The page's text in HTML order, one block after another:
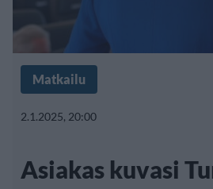
Matkailu
2.1.2025, 20:00
Asiakas kuvasi